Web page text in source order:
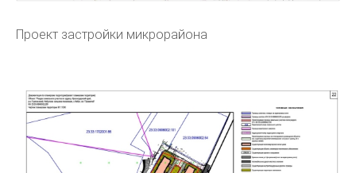
Проект застройки микрорайона